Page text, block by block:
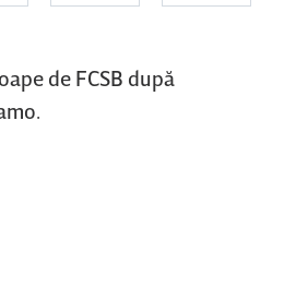
de FCSB după